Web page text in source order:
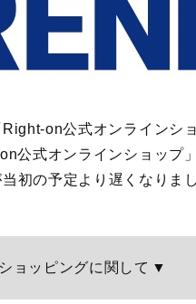
on公式オンラインシ
on公式オンラインショップ
初の予定より遅くなりま
ショッピングに関して